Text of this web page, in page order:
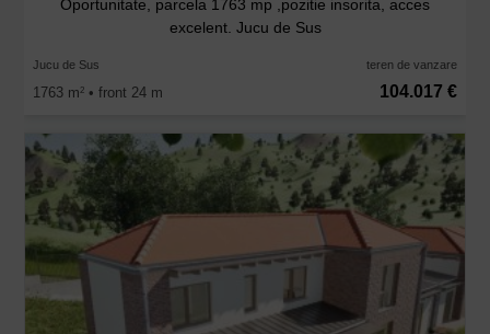
Oportunitate, parcela 1763 mp ,pozitie insorita, acces
excelent. Jucu de Sus
Jucu de Sus teren de vanzare
1763 m2 • front 24 m 104.017 €